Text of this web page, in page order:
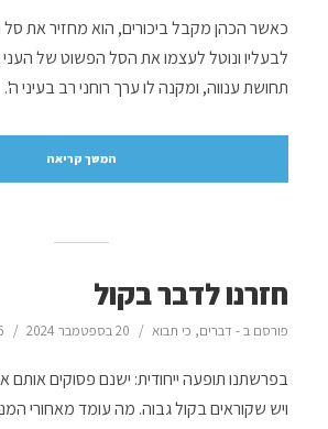
כאשר הכהן מקבל ביכורים, הוא מחזיר את
לבעליו ונוטל לעצמו את הסל הפשוט של
תחושת ענווה, ומקנה לו ערך רוחני רב בעיני ה'.
המשך קריאה
חזרנו לדבר בקול
פורסם ב - דברים, כי תבוא 20 בספטמבר 2024 6 דק׳
בפרשתנו תופעה ייחודית: ישנם פסוקים אותם
ויש שקוראים בקול גבוה. מה עומד מאחורי